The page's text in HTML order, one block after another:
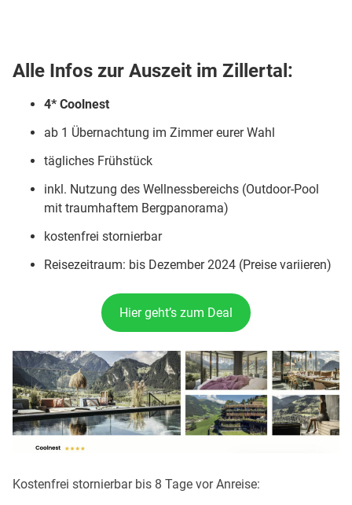
Alle Infos zur Auszeit im Zillertal:
4* Coolnest
ab 1 Übernachtung im Zimmer eurer Wahl
tägliches Frühstück
inkl. Nutzung des Wellnessbereichs (Outdoor-Pool
mit traumhaftem Bergpanorama)
kostenfrei stornierbar
Reisezeitraum: bis Dezember 2024 (Preise variieren)
Hier geht’s zum Deal
Kostenfrei stornierbar bis 8 Tage vor Anreise: